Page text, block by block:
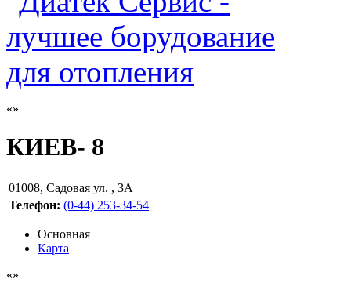
КИЕВ- 8
01008, Садовая ул. , 3А
Телефон: (0-44) 253-34-54
Основная
Карта